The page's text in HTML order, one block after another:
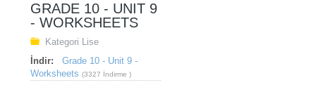
GRADE 10 - UNIT 9
- WORKSHEETS
Kategori Lise
İndir:
Grade 10 - Unit 9 -
Worksheets (3327 İndirme )